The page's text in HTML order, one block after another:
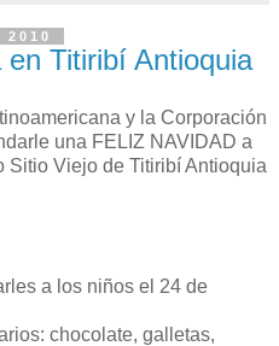
Titiribí Antioquia
y la Corporación
una FELIZ NAVIDAD a
Sitio Viejo de Titiribí Antioquia
a los niños el 24 de
chocolate, galletas,